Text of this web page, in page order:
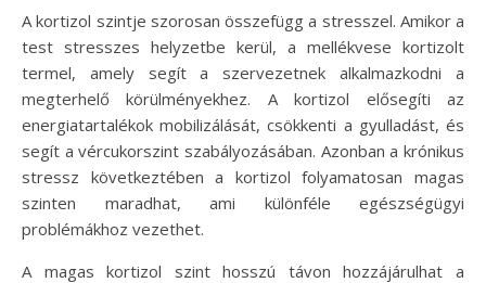
A kortizol szintje szorosan összefügg a stresszel. Amikor a
test stresszes helyzetbe kerül, a mellékvese kortizolt
termel, amely segít a szervezetnek alkalmazkodni a
megterhelő körülményekhez. A kortizol elősegíti az
energiatartalékok mobilizálását, csökkenti a gyulladást, és
segít a vércukorszint szabályozásában. Azonban a krónikus
stressz következtében a kortizol folyamatosan magas
szinten maradhat, ami különféle egészségügyi
problémákhoz vezethet.
A magas kortizol szint hosszú távon hozzájárulhat a